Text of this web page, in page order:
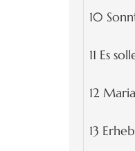
10
11 Es
12
13